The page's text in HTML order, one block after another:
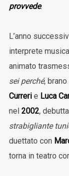
provvede.
L’anno
interprete
animato
sei perché,
Currerie Luca
nel 2002,
strabigliante
duettato con
torna in teatro